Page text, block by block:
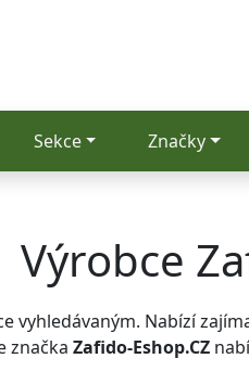
Sekce Značky
Výrobce
vyhledávaným. Nabízí
značka Zafido-Eshop.CZ